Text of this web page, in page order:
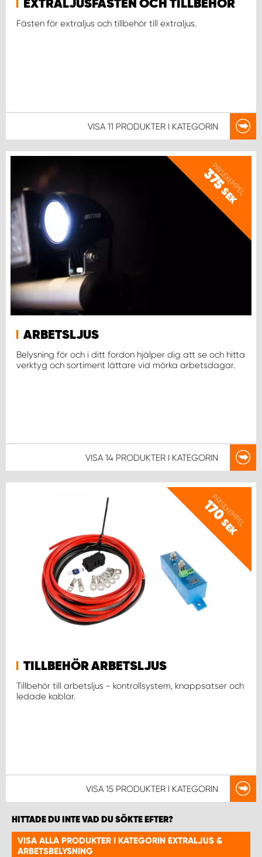
EXTRALJUSFÄSTEN OCH TILLBEHÖR
Fästen för extraljus och tillbehör till extraljus.
VISA 11 PRODUKTER I KATEGORIN
PRISEXEMPEL
375
SEK
ARBETSLJUS
Belysning för och i ditt fordon hjälper dig att se och hitta
verktyg och sortiment lättare vid mörka arbetsdagar.
VISA 14 PRODUKTER I KATEGORIN
PRISEXEMPEL
170
SEK
TILLBEHÖR ARBETSLJUS
Tillbehör till arbetsljus - kontrollsystem, knappsatser och
ledade kablar.
VISA 15 PRODUKTER I KATEGORIN
HITTADE DU INTE VAD DU SÖKTE EFTER?
VISA ALLA PRODUKTER I KATEGORIN EXTRALJUS &
ARBETSBELYSNING